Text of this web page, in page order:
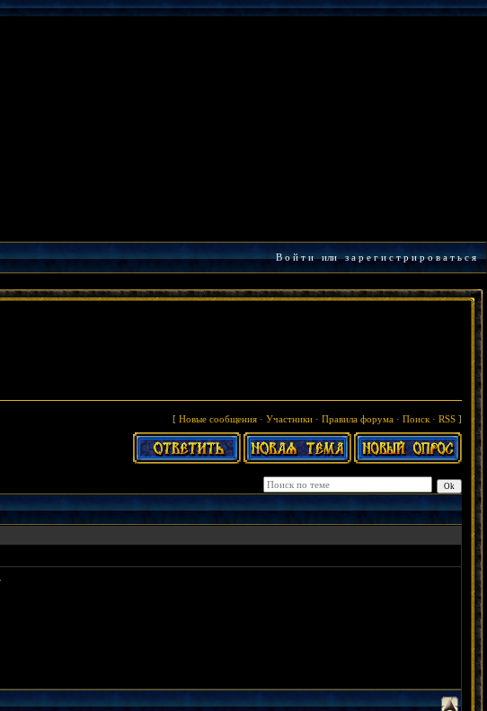
В о й т иилиз а р е г и с т р и р о в а т ь с я
[ Новые сообщения · Участники · Правила форума · Поиск · RSS ]